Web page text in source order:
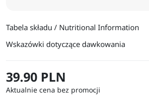
Tabela składu / Nutritional Information
Wskazówki dotyczące dawkowania
39.90 PLN
Aktualnie cena bez promocji